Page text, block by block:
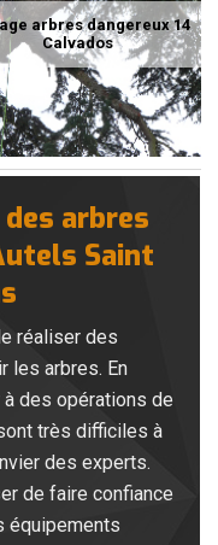
arbres dangereux 14
Calvados
arbres
Saint
réaliser des
les arbres. En
des opérations de
très difficiles à
des experts.
de faire confiance
équipements